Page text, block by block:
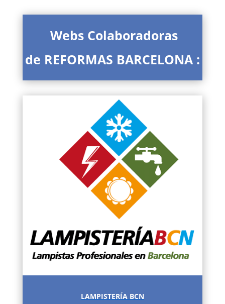
Webs Colaboradoras
de REFORMAS BARCELONA :
LAMPISTERÍA BCN